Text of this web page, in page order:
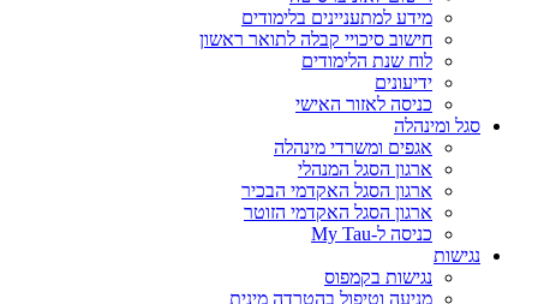
מידע למתעניינים בלימודים
חישוב סיכויי קבלה לתואר ראשון
לוח שנת הלימודים
ידיעונים
כניסה לאזור האישי
סגל ומינהלה
אגפים ומשרדי מינהלה
ארגון הסגל המנהלי
ארגון הסגל האקדמי הבכיר
ארגון הסגל האקדמי הזוטר
כניסה ל-My Tau
נגישות
נגישות בקמפוס
מניעה וטיפול בהטרדה מינית